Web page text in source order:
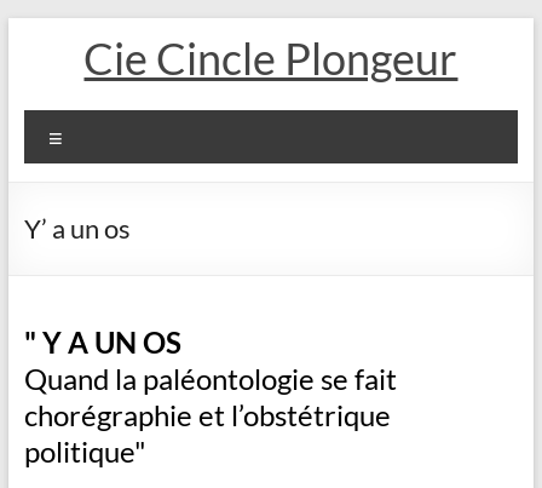
Cie Cincle Plongeur
Y’ a un os
" Y A UN OS
Quand la paléontologie se fait
chorégraphie et l’obstétrique
politique"